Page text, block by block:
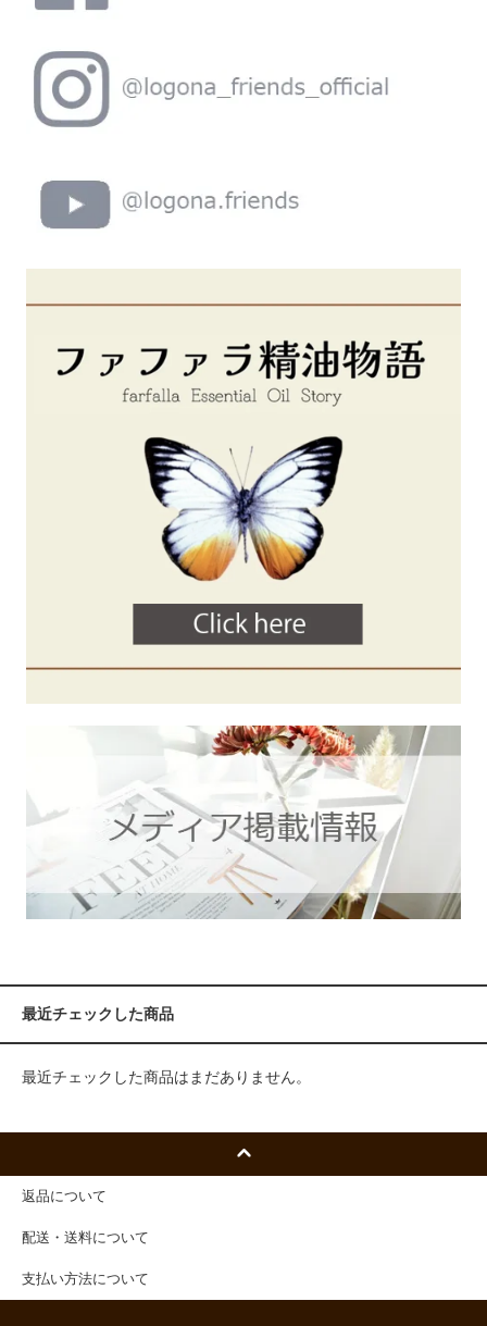
最近チェックした商品
最近チェックした商品はまだありません。
返品について
配送・送料について
支払い方法について